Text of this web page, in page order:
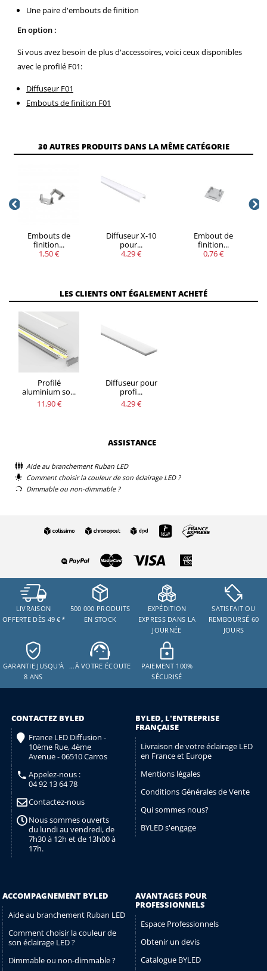
Une paire d'embouts de finition
En option :
Si vous avez besoin de plus d'accessoires, voici ceux disponibles
avec le profilé F01:
Diffuseur F01
Embouts de finition F01
QUANTITÉ REMISE
ÉCONOMISEZ
30 AUTRES PRODUITS DANS LA MÊME CATÉGORIE
Embouts de
finition...
1,50 €
Diffuseur X-10
pour...
4,29 €
Embout de
finition...
0,76 €
LES CLIENTS ONT ÉGALEMENT ACHETÉ
Profilé
aluminium so...
11,90 €
Diffuseur pour
profi...
4,29 €
ASSISTANCE
Aide au branchement Ruban LED
Comment choisir la couleur de son éclairage LED ?
Dimmable ou non-dimmable ?
LIVRAISON
OFFERTE DÈS 49 € *
500 000 PRODUITS
EN STOCK
EXPÉDITION
EXPRESS DANS LA
JOURNÉE
SATISFAIT OU
REMBOURSÉ 60
JOURS
GARANTIE JUSQU'À
8 ANS
…À VOTRE ÉCOUTE
PAIEMENT 100%
SÉCURISÉ
CONTACTEZ BYLED
France LED Diffusion -
10ème Rue, 4ème
Avenue - 06510 Carros
Appelez-nous :
04 92 13 64 78
Contactez-nous
Nous sommes ouverts
du lundi au vendredi, de
7h30 à 12h et de 13h00 à
17h.
BYLED, L'ENTREPRISE
FRANÇAISE
Livraison de votre éclairage LED
en France et Europe
Mentions légales
Conditions Générales de Vente
Qui sommes nous?
BYLED s'engage
ACCOMPAGNEMENT BYLED
Aide au branchement Ruban LED
Comment choisir la couleur de
son éclairage LED ?
Dimmable ou non-dimmable ?
AVANTAGES POUR
PROFESSIONNELS
Espace Professionnels
Obtenir un devis
Catalogue BYLED